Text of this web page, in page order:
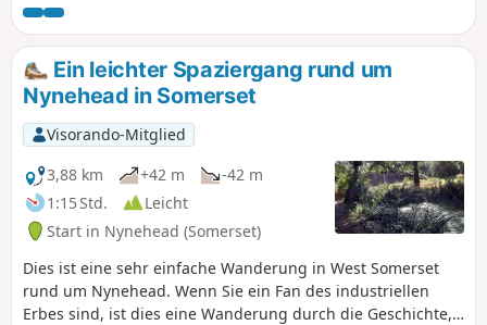
insbesondere Ammoniten, eingebettet
sind. Der Strand von Kilve ist als Gebiet
von besonderem wissenschaftlichem
Interesse (SSSI) ausgewiesen. Hinter der
Küste erheben sich bei Quantoxhead
die Quantock Hills. Über den Bristol-
Kanal hinweg bietet sich ein herrlicher
Blick auf Südwales, während weiter
westlich entlang der Küste hinter
Minehead der North Hill und der
Exmoor-Nationalpark liegen.
Ein leichter Spaziergang rund um
Nynehead in Somerset
Visorando-Mitglied
3,88 km
+42 m
-42 m
1:15 Std.
Leicht
Start in Nynehead (Somerset)
Dies ist eine sehr einfache Wanderung in West Somerset
rund um Nynehead. Wenn Sie ein Fan des industriellen
Erbes sind, ist dies eine Wanderung durch die Geschichte,